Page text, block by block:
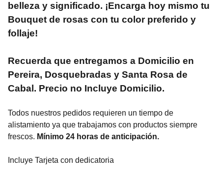
belleza y significado. ¡Encarga hoy mismo tu
Bouquet de rosas con tu color preferido y
follaje!
Recuerda que entregamos a Domicilio en
Pereira, Dosquebradas y Santa Rosa de
Cabal. Precio no Incluye Domicilio.
Todos nuestros pedidos requieren un tiempo de
alistamiento ya que trabajamos con productos siempre
frescos. Mínimo 24 horas de anticipación.
Incluye Tarjeta con dedicatoria